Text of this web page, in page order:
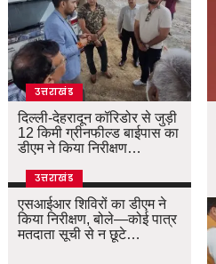
उत्तराखंड
दिल्ली-देहरादून कॉरिडोर से जुड़ी
12 किमी ग्रीनफील्ड बाईपास का
डीएम ने किया निरीक्षण…
उत्तराखंड
एसआईआर शिविरों का डीएम ने
किया निरीक्षण, बोले—कोई पात्र
मतदाता सूची से न छूटे…